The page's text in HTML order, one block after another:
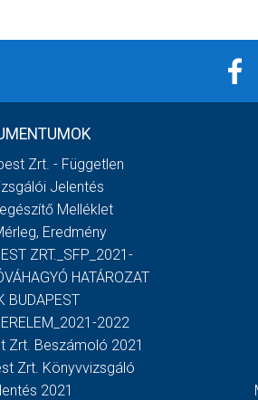
Zrt. - Független
Jelentés
Melléklet
Eredmény
ZRT._SFP_2021-
HATÁROZAT
BUDAPEST
2022
Zrt. Beszámoló 2021
Zrt. Könyvvizsgáló
2021